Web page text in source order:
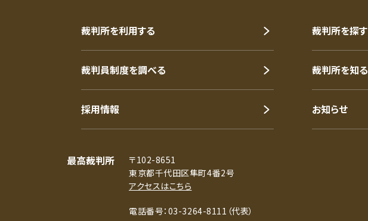
裁判所を利用する 裁判所を探す
裁判員制度を調べる 裁判所を知る
採用情報 お知らせ
最高裁判所
〒102-8651
東京都千代田区隼町4番2号
アクセスはこちら
電話番号：03-3264-8111（代表）